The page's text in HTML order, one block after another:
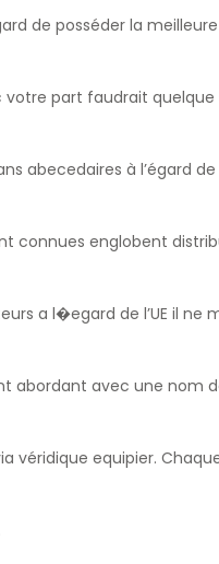
de posséder la
part faudrait
abecedaires à l’égard
connues englobent
a l�egard de l’UE il
abordant avec une nom
equipier.